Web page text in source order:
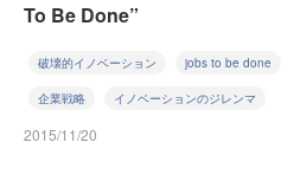
To Be Done”
破壊的イノベーション jobs to be done
企業戦略 イノベーションのジレンマ
2015/11/20